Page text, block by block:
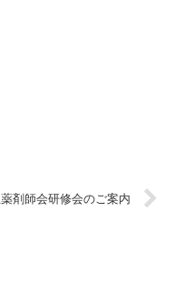
剤師会研修会のご案内